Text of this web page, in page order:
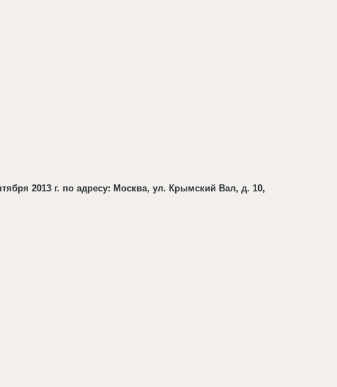
2013 г. по адресу: Москва, ул. Крымский Вал, д. 10,